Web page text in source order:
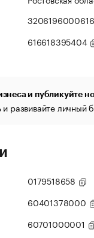
616618395404
и публикуйте
развивайте личный
0179518658
60401378000
60701000001